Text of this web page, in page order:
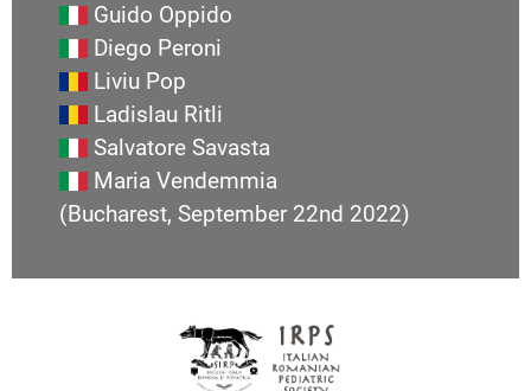
Guido Oppido
Diego Peroni
Liviu Pop
Ladislau Ritli
Salvatore Savasta
Maria Vendemmia
(Bucharest, September 22nd 2022)